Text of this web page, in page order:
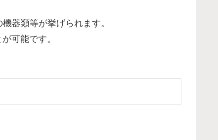
器類等が挙げられます。
可能です。